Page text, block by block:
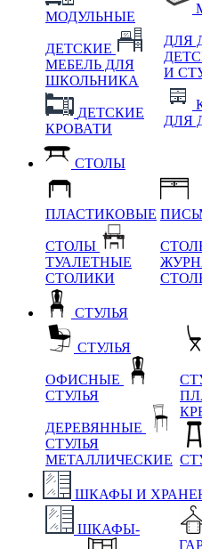
МОДУЛЬНЫЕ
ДЕТСКИЕ
МЕБЕЛЬ ДЛЯ
ШКОЛЬНИКА
ДЕТСКИЕ
КРОВАТИ
ДЛЯ
И
ДЛЯ
СТОЛЫ
ПЛАСТИКОВЫЕ
СТОЛЫ
ТУАЛЕТНЫЕ
СТОЛИКИ
СТУЛЬЯ
СТУЛЬЯ
ОФИСНЫЕ
СТУЛЬЯ
ДЕРЕВЯННЫЕ
СТУЛЬЯ
МЕТАЛЛИЧЕСКИЕ
ШКАФЫ И
ШКАФЫ-